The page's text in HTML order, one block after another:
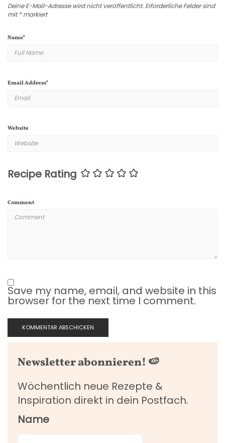
Deine E-Mail-Adresse wird nicht veröffentlicht. Erforderliche Felder sind
mit*markiert
Name*
Email Address*
Website
Recipe Rating
Comment
Save my name, email, and website in this
browser for the next time I comment.
Newsletter abonnieren! 🍉
Wöchentlich neue Rezepte &
Inspiration direkt in dein Postfach.
Name